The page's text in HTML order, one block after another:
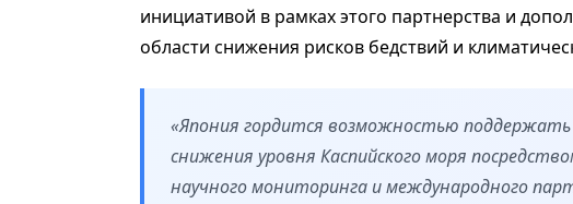
инициативой в рамках этого партнерства и
области снижения рисков бедствий и
«Япония гордится возможностью
снижения уровня Каспийского моря
научного мониторинга и международного